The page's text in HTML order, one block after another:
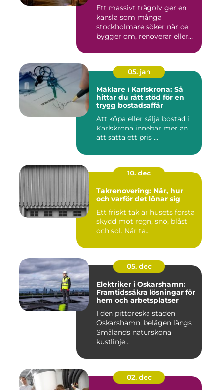
Ett massivt trägolv ger en
känsla som många
stockholmare söker när de
bygger om, renoverar eller
05. jan
Mäklare i Karlskrona: Så
hittar du rätt stöd för en
trygg bostadsaffär
Att köpa eller sälja bostad i
Karlskrona innebär mer än
att sätta ett pris ...
10. dec
Takrenovering: När, hur
och varför det lönar sig
Ett friskt tak är husets första
skydd mot regn, snö, blåst
och sol. När ta...
05. dec
Elektriker i Oskarshamn:
Framtidssäkra lösningar för
hem och arbetsplatser
I den pittoreska staden
Oskarshamn, belägen längs
Smålands natursköna
kustlinje...
02. dec